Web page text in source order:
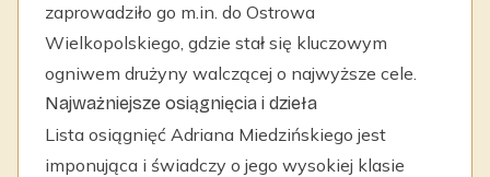
zaprowadziło go m.in. do Ostrowa
Wielkopolskiego, gdzie stał się kluczowym
ogniwem drużyny walczącej o najwyższe cele.
Najważniejsze osiągnięcia i dzieła
Lista osiągnięć Adriana Miedzińskiego jest
imponująca i świadczy o jego wysokiej klasie